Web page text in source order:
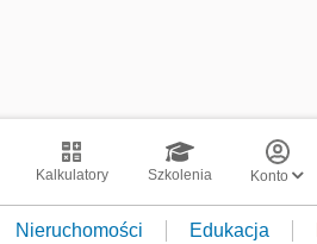
Kalkulatory Szkolenia Konto
Nieruchomości Edukacja